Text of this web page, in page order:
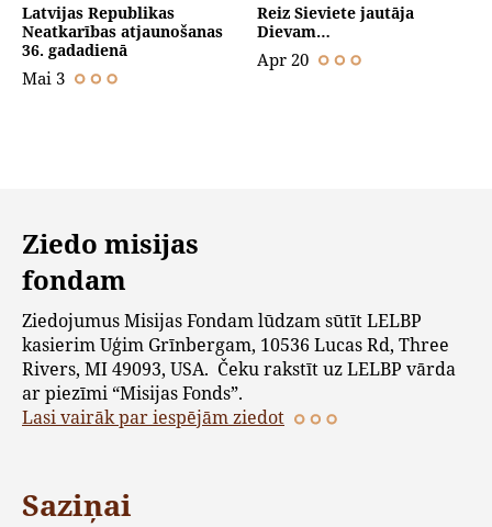
Latvijas Republikas
Neatkarības atjaunošanas
36. gadadienā
Mai 3
Reiz Sieviete jautāja
Dievam…
Apr 20
Ziedo misijas
fondam
Ziedojumus Misijas Fondam lūdzam sūtīt LELBP
kasierim Uģim Grīnbergam, 10536 Lucas Rd, Three
Rivers, MI 49093, USA. Čeku rakstīt uz LELBP vārda
ar piezīmi “Misijas Fonds”.
Lasi vairāk par iespējām ziedot
Saziņai